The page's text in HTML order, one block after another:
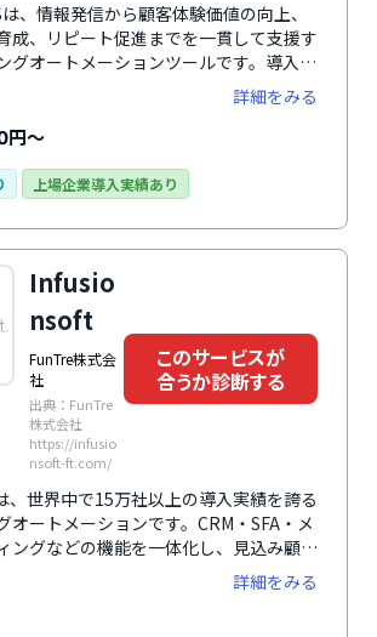
、情報発信から顧客体験価値の向上、
成、リピート促進までを一貫して支援す
グオートメーションツールです。導入企
以上にのぼり、MA・CMS・データベース
子ブックなど、12種以上のツールを統合
。Webサイトの制作・更新、集客、
率化とROI向上を目指す企業におすすめ
詳細をみる
円～
上場企業導入実績あり
Infusio
nsoft
FunTre株式会
社
出典：FunTre
株式会社
https://infusio
nsoft-ft.com/
このサービスが
合うか診断する
世界中で15万社以上の導入実績を誇る
オートメーションです。CRM・SFA・メ
ングなどの機能を一体化し、見込み顧客
支援、決済・支払い追跡まで一貫して対
業家・中小企業向けに特化した設計で、
ーションとも連携可能。専任チームを抱
詳細をみる